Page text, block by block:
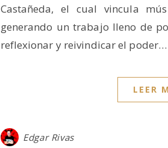
Castañeda, el cual vincula
generando un trabajo lleno de
reflexionar y reivindicar el poder…
LEER
Edgar Rivas